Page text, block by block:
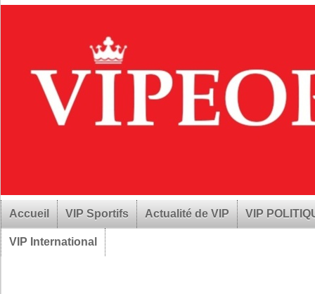
Accueil VIP Sportifs Actualité de VIP VIP
VIP International